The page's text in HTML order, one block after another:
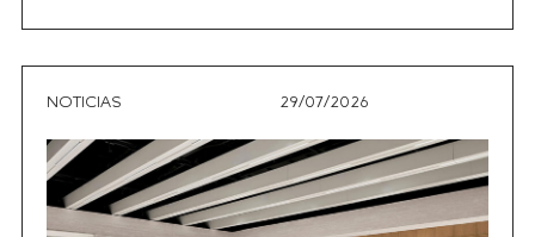
NOTICIAS 29/07/2026